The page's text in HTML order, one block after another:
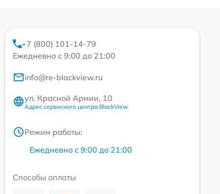
+7 (800) 101-14-79
Ежедневно с 9:00 до 21:00
info@re-blackview.ru
ул. Красной Армии, 10
Адрес сервисного центра BlackView
Режим работы:
Ежедневно с 9:00 до 21:00
Способы оплаты